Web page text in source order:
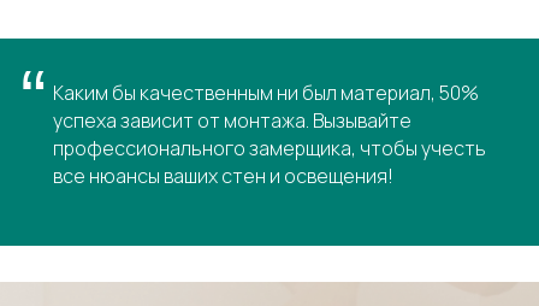
“ Каким бы качественным ни был материал, 50%
успеха зависит от монтажа. Вызывайте
профессионального замерщика, чтобы учесть
все нюансы ваших стен и освещения!